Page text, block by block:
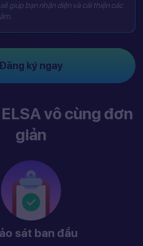
giúp bạn nhận diện và cải thiện các
Đăng ký ngay
vô cùng đơn
giản
sát ban đầu